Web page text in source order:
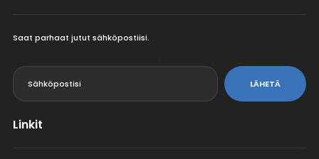
Saat parhaat jutut sähköpostiisi.
LÄHETÄ
Linkit